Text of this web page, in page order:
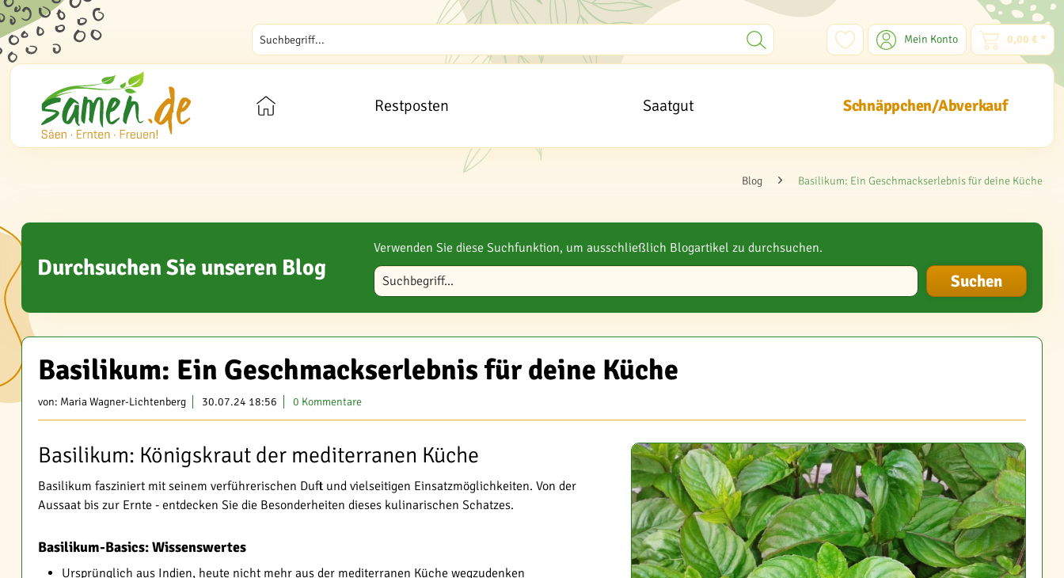
Mein Konto 0,00 € *
Restposten Saatgut Schnäppchen/Abverkauf
Blog Basilikum: Ein Geschmackserlebnis für deine Küche
Durchsuchen Sie unseren Blog
Verwenden Sie diese Suchfunktion, um ausschließlich Blogartikel zu durchsuchen.
Blog durchsuchen
Basilikum: Ein Geschmackserlebnis für deine Küche
von: Maria Wagner-Lichtenberg 30.07.24 18:56 0 Kommentare
Basilikum: Königskraut der mediterranen Küche
Basilikum fasziniert mit seinem verführerischen Duft und vielseitigen Einsatzmöglichkeiten. Von der
Aussaat bis zur Ernte - entdecken Sie die Besonderheiten dieses kulinarischen Schatzes.
Basilikum-Basics: Wissenswertes
Ursprünglich aus Indien, heute nicht mehr aus der mediterranen Küche wegzudenken